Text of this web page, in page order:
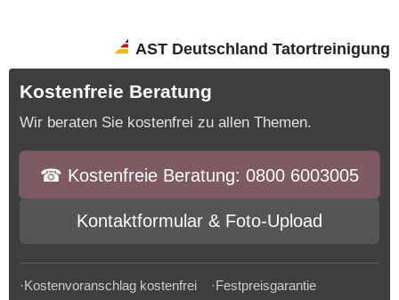
AST Deutschland Tatortreinigung
Kostenfreie Beratung
Wir beraten Sie kostenfrei zu allen Themen.
☎︎ Kostenfreie Beratung: 0800 6003005
Kontaktformular & Foto-Upload
·Kostenvoranschlag kostenfrei ·Festpreisgarantie